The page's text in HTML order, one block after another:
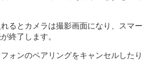
るとカメラは撮影画面になり、スマー
終了します。
ォンのペアリングをキャンセルしたり